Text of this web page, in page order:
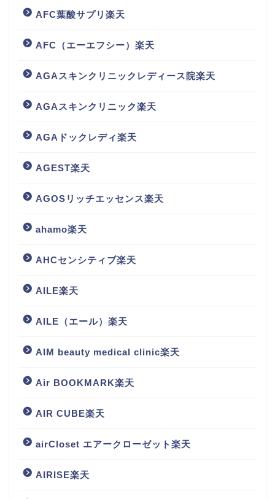
AFC葉酸サプリ楽天
AFC（エーエフシー）楽天
AGAスキンクリニックレディース院楽天
AGAスキンクリニック楽天
AGAドックレディ楽天
AGEST楽天
AGOSリッチエッセンス楽天
ahamo楽天
AHCセンシティブ楽天
AILE楽天
AILE（エール）楽天
AIM beauty medical clinic楽天
Air BOOKMARK楽天
AIR CUBE楽天
airCloset エアークローゼット楽天
AIRISE楽天